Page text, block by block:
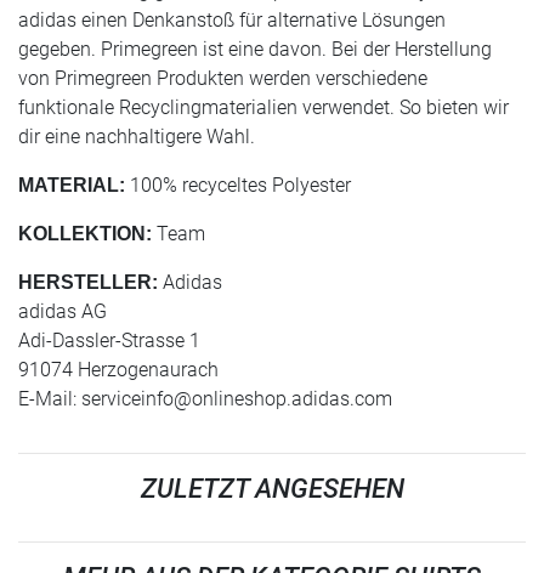
adidas einen Denkanstoß für alternative Lösungen
gegeben. Primegreen ist eine davon. Bei der Herstellung
von Primegreen Produkten werden verschiedene
funktionale Recyclingmaterialien verwendet. So bieten wir
dir eine nachhaltigere Wahl.
MATERIAL: 100% recyceltes Polyester
KOLLEKTION: Team
HERSTELLER: Adidas
adidas AG
Adi-Dassler-Strasse 1
91074 Herzogenaurach
E-Mail: serviceinfo@onlineshop.adidas.com
ZULETZT ANGESEHEN